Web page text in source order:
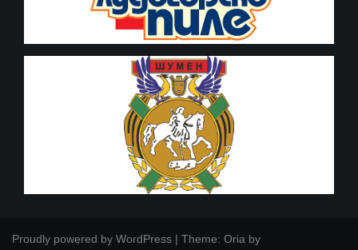
Proudly powered by WordPress | Theme: Oria by